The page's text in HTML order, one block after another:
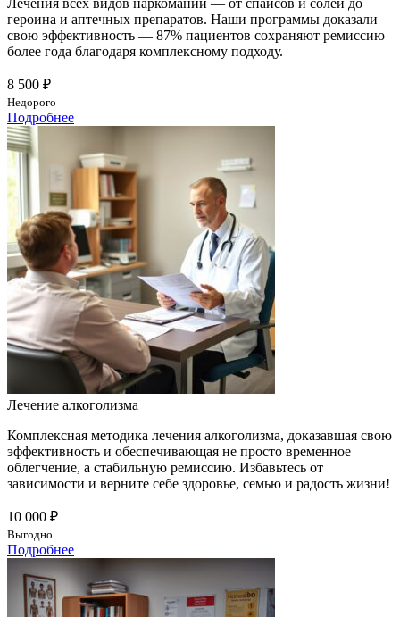
героина и аптечных препаратов. Наши программы доказали
свою эффективность — 87% пациентов сохраняют ремиссию
более года благодаря комплексному подходу.
8 500 ₽
Недорого
Подробнее
Лечение алкоголизма
Комплексная методика лечения алкоголизма, доказавшая свою
эффективность и обеспечивающая не просто временное
облегчение, а стабильную ремиссию. Избавьтесь от
зависимости и верните себе здоровье, семью и радость жизни!
10 000 ₽
Выгодно
Подробнее